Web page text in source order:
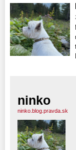
ninko
ninko.blog.pravda.sk